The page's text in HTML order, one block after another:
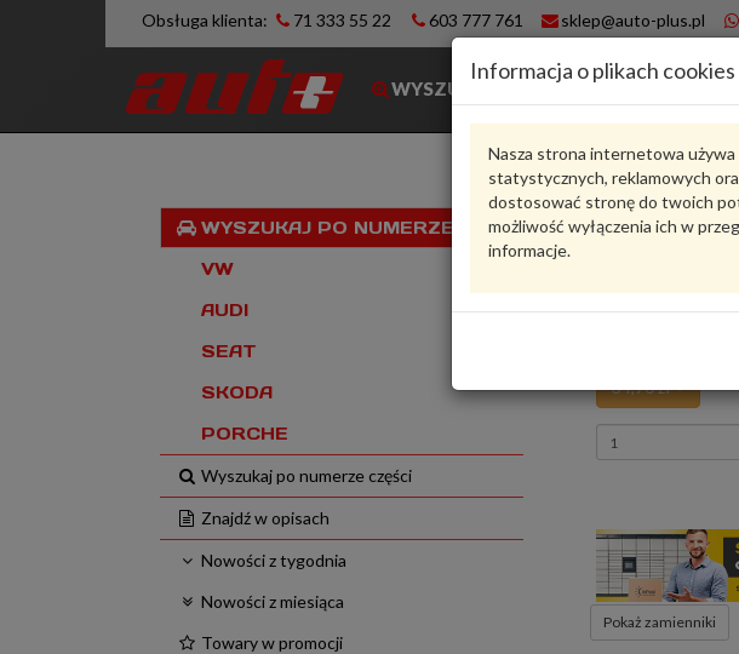
Obsługa klienta: 71 333 55 22 603 777 761 sklep@auto-plus.pl
WYSZUKIWARKA
Informacja o plikach cookies
Nasza strona internetowa
statystycznych, reklamowych
dostosować stronę do twoich
możliwość wyłączenia ich w
informacje.
WYSZUKAJ PO NUMERZE VIN
VW
AUDI
SEAT
SKODA
PORCHE
Wyszukaj po numerze części
Znajdź w opisach
Nowości z tygodnia
Nowości z miesiąca
Towary w promocji
Karta
VAG - produkt
34,70 zł
Wprowadź
ilość
Pokaż zamienniki